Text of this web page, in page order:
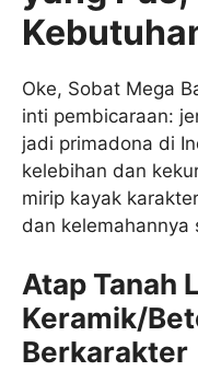
Oke, Sobat Mega
inti pembicaraan:
jadi primadona di
kelebihan dan
mirip kayak
dan kelemahannya
Atap Tanah
Keramik/
Berkarakter